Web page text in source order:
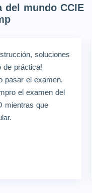
mundo CCIE
soluciones
de práctica!
pasar el examen.
el examen del
mientras que